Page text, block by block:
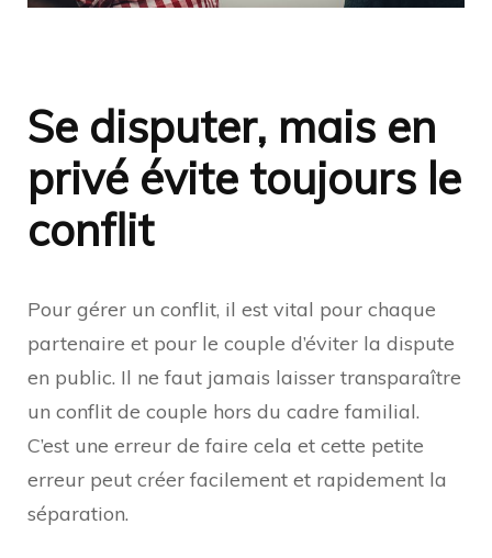
Se disputer, mais en
privé évite toujours le
conflit
Pour gérer un conflit, il est vital pour chaque
partenaire et pour le couple d’éviter la dispute
en public. Il ne faut jamais laisser transparaître
un conflit de couple hors du cadre familial.
C’est une erreur de faire cela et cette petite
erreur peut créer facilement et rapidement la
séparation.